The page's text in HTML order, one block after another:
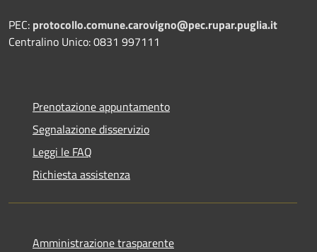
PEC: protocollo.comune.carovigno@pec.rupar.puglia.it
Centralino Unico: 0831 997111
Prenotazione appuntamento
Segnalazione disservizio
Leggi le FAQ
Richiesta assistenza
Amministrazione trasparente